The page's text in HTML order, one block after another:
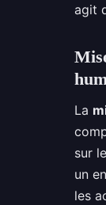
agit
La
sur
un
les